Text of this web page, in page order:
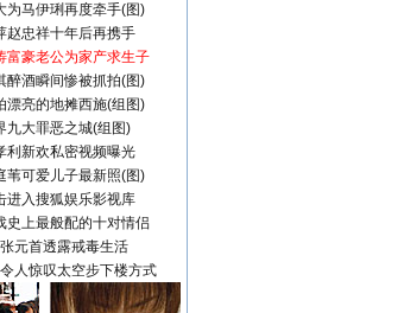
为马伊琍再度牵手(图)
赵忠祥十年后再携手
富豪老公为家产求生子
醉酒瞬间惨被抓拍(图)
漂亮的地摊西施(组图)
九大罪恶之城(组图)
利新欢私密视频曝光
苇可爱儿子最新照(图)
进入搜狐娱乐影视库
史上最般配的十对情侣
张元首透露戒毒生活
令人惊叹太空步下楼方式